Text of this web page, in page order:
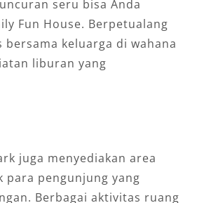
seru bisa Anda
Fun House. Berpetualang
keluarga di wahana
liburan yang
juga menyediakan area
pengunjung yang
Berbagai aktivitas ruang